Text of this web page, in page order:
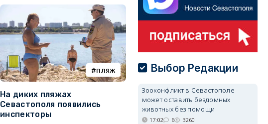
пляж
На диких пляжах
Севастополя появились
инспекторы
туризм
Двух москвичей на
сапбордах унесло от берега
Крыма на километр в море
Выбор Редакции
Зооконфликт в Севастополе
может оставить бездомных
животных без помощи
17:02 6 3260